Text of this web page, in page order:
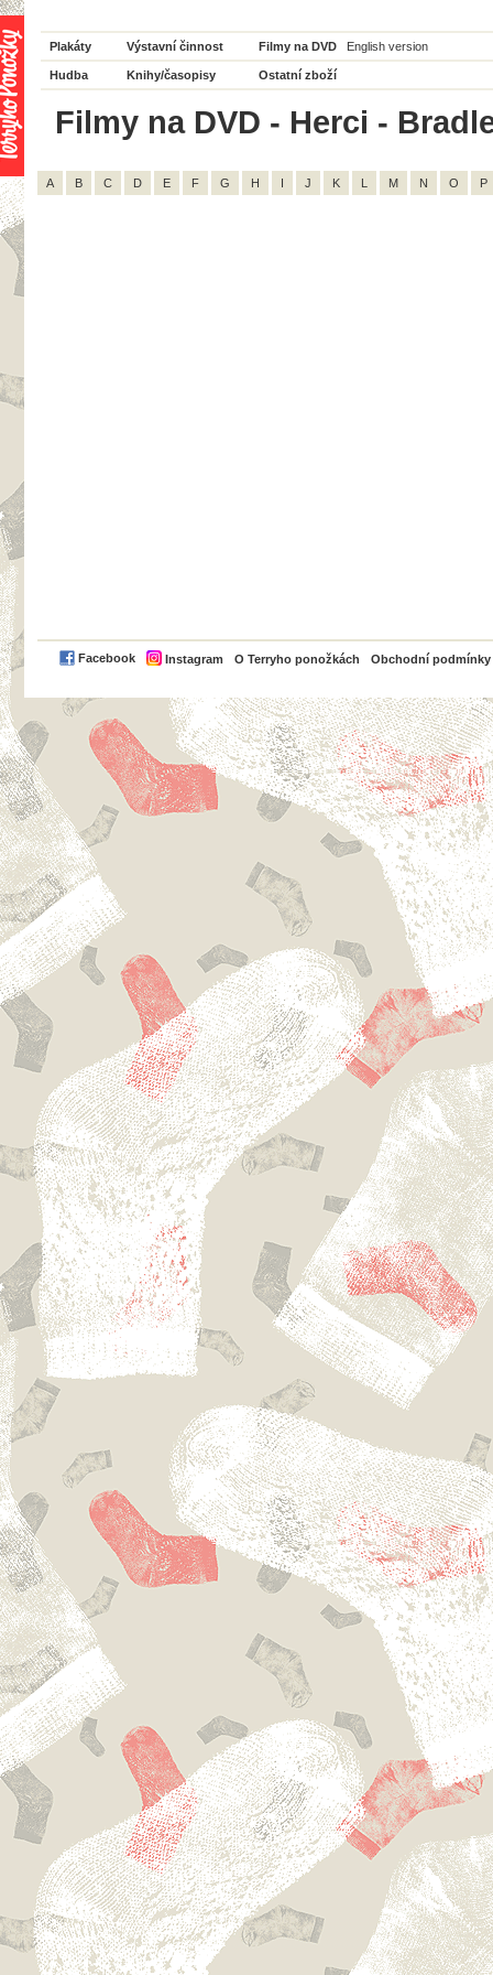
Plakáty Výstavní činnost Filmy na DVD English version
Hudba Knihy/časopisy Ostatní zboží
Filmy na DVD - Herci -
A B C D E F G H I J K L M N O P
Facebook Instagram O Terryho ponožkách Obchodní podmínky
PayPal